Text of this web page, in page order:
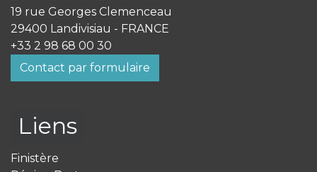
19 rue Georges Clemenceau
29400 Landivisiau - FRANCE
+33 2 98 68 00 30
Contact par formulaire
Liens
Finistère